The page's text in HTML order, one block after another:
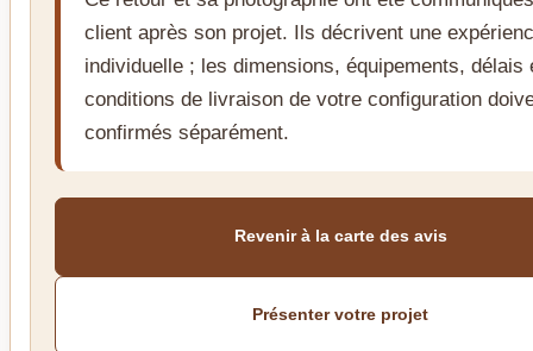
client après son projet. Ils décrivent une
individuelle ; les dimensions, équipements, délais
conditions de livraison de votre configuration
confirmés séparément.
Revenir à la carte des avis
Présenter votre projet